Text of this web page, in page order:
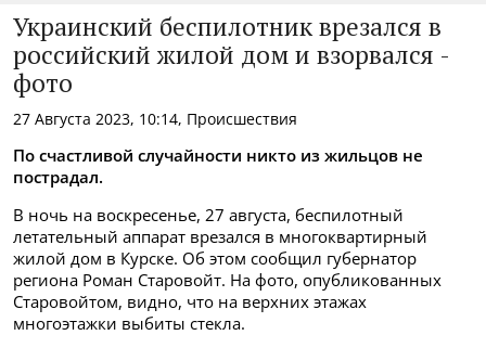
Украинский беспилотник врезался в
российский жилой дом и взорвался -
фото
27 Августа 2023, 10:14, Происшествия
По счастливой случайности никто из жильцов не
пострадал.
В ночь на воскресенье, 27 августа, беспилотный
летательный аппарат врезался в многоквартирный
жилой дом в Курске. Об этом сообщил губернатор
региона Роман Старовойт. На фото, опубликованных
Старовойтом, видно, что на верхних этажах
многоэтажки выбиты стекла.